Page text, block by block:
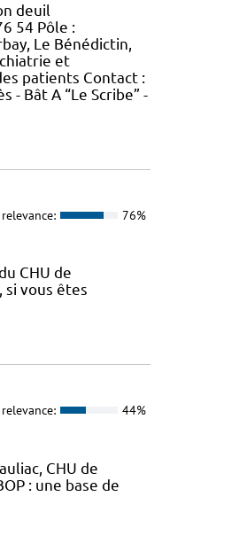
deuil
54 Pôle :
Le Bénédictin,
et
patients Contact :
- Bât A “Le Scribe” -
relevance: 76%
CHU de
si vous êtes
relevance: 44%
CHU de
: une base de